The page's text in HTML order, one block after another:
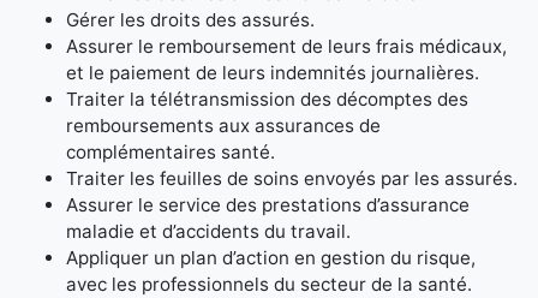
Gérer les droits des assurés.
Assurer le remboursement de leurs frais médicaux,
et le paiement de leurs indemnités journalières.
Traiter la télétransmission des décomptes des
remboursements aux assurances de
complémentaires santé.
Traiter les feuilles de soins envoyés par les assurés.
Assurer le service des prestations d’assurance
maladie et d’accidents du travail.
Appliquer un plan d’action en gestion du risque,
avec les professionnels du secteur de la santé.